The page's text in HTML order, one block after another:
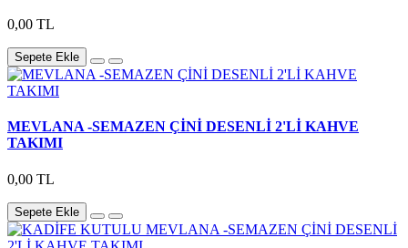
0,00 TL
Sepete Ekle
MEVLANA -SEMAZEN ÇİNİ DESENLİ 2'Lİ KAHVE
TAKIMI
0,00 TL
Sepete Ekle